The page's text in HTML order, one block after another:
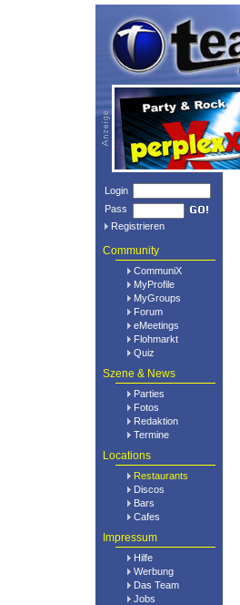
Login
Pass
Registrieren
Community
CommuniX
MyProfile
MyGroups
Forum
eMeetings
Flohmarkt
Quiz
Szene & News
Parties
Fotos
Redaktion
Termine
Locations
Restaurants
Discos
Bars
Cafes
Impressum
Hilfe
Werbung
Das Team
Jobs